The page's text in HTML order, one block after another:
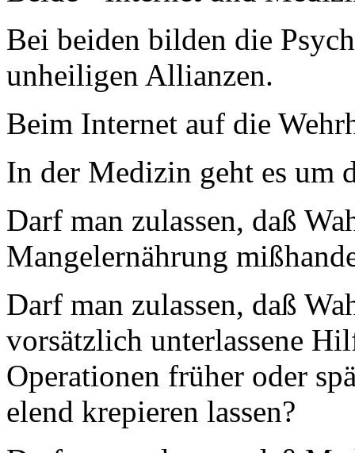
Bei beiden bilden die
unheiligen Allianzen.
Beim Internet auf die
In der Medizin geht es um
Darf man zulassen, daß
Mangelernährung
Darf man zulassen, daß
vorsätzlich unterlassene
Operationen früher oder
elend krepieren lassen?